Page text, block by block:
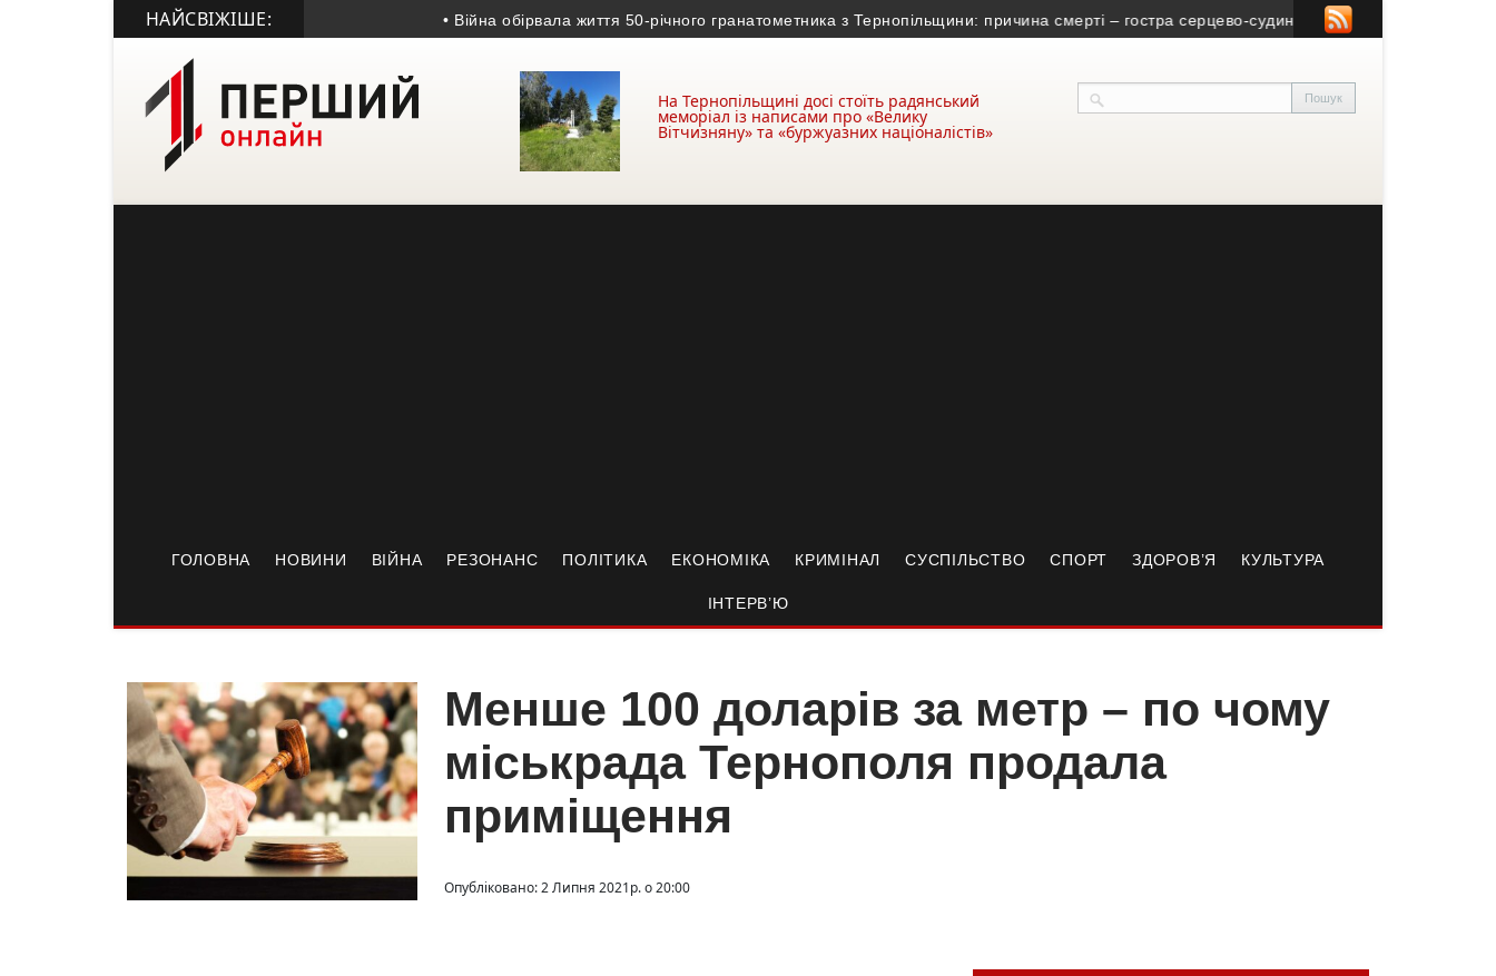
НАЙСВІЖІШЕ: • Війна обірвала життя 50-річного гранатометника з Тернопільщини: причина смерті – гостра серцево-судинна недостатність
На Тернопільщині досі стоїть радянський
меморіал із написами про «Велику
Вітчизняну» та «буржуазних націоналістів»
ГОЛОВНА НОВИНИ ВІЙНА РЕЗОНАНС ПОЛІТИКА ЕКОНОМІКА КРИМІНАЛ СУСПІЛЬСТВО СПОРТ ЗДОРОВ’Я КУЛЬТУРА
ІНТЕРВ’Ю
Менше 100 доларів за метр – по чому
міськрада Тернополя продала
приміщення
Опубліковано: 2 Липня 2021р. о 20:00